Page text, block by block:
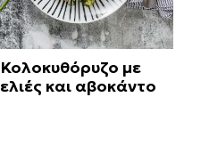
Κολοκυθόρυζο με
ελιές και αβοκάντο